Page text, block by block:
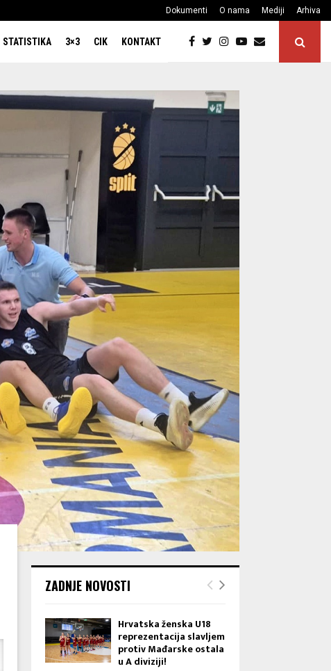
Dokumenti O nama Mediji Arhiva
STATISTIKA 3×3 CIK KONTAKT
ZADNJE NOVOSTI
Hrvatska ženska U18
reprezentacija slavljem
protiv Mađarske ostala
u A diviziji!